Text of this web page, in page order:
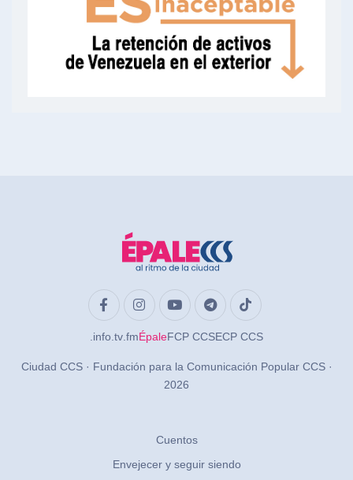
.info .tv .fmÉpaleFCP CCSECP CCS
Ciudad CCS · Fundación para la Comunicación Popular CCS ·
2026
Cuentos
Envejecer y seguir siendo